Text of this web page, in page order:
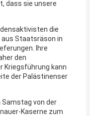
dass sie unsere
die
Staatsräson in
Ihre
den
Kriegsführung kann
der Palästinenser
Samstag von der
Kaserne zum